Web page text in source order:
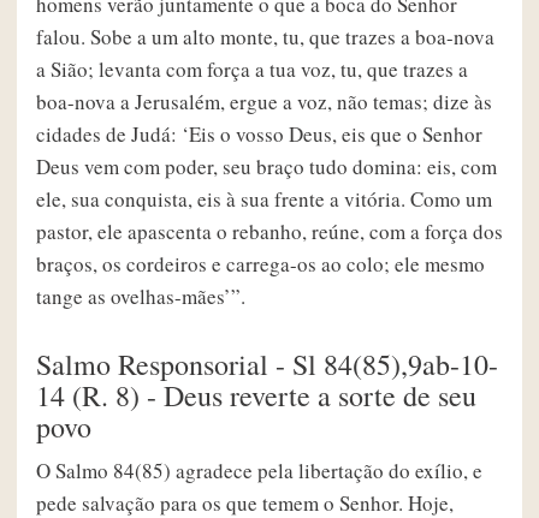
falou. Sobe a um alto monte, tu, que trazes a boa-nova
a Sião; levanta com força a tua voz, tu, que trazes a
boa-nova a Jerusalém, ergue a voz, não temas; dize às
cidades de Judá: ‘Eis o vosso Deus, eis que o Senhor
Deus vem com poder, seu braço tudo domina: eis, com
ele, sua conquista, eis à sua frente a vitória. Como um
pastor, ele apascenta o rebanho, reúne, com a força dos
braços, os cordeiros e carrega-os ao colo; ele mesmo
tange as ovelhas-mães’”.
Salmo Responsorial - Sl 84(85),9ab-10-
14 (R. 8) - Deus reverte a sorte de seu
povo
O Salmo 84(85) agradece pela libertação do exílio, e
pede salvação para os que temem o Senhor. Hoje,